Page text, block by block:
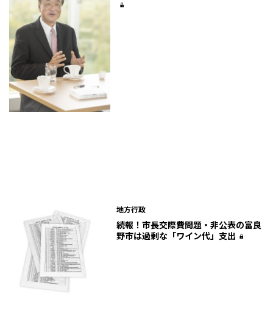
地方行政
続報！市長交際費問題・非公表の富良
野市は過剰な「ワイン代」支出